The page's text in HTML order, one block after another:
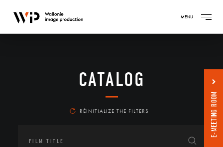
MENU
CATALOG
RÉINITIALIZE THE FILTERS E-MEETING ROOM